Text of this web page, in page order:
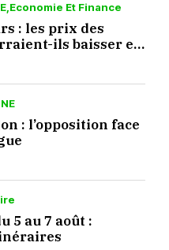
Economie Et Finance
: les prix des
ils baisser en
: l’opposition face
5 au 7 août :